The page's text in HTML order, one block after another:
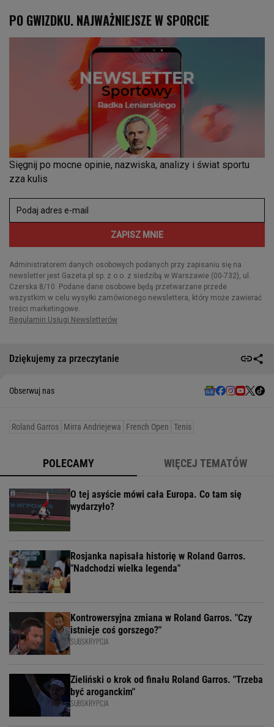
Dziękujemy za przeczytanie
Obserwuj nas
Roland Garros Mirra Andriejewa French Open Tenis
POLECAMY WIĘCEJ TEMATÓW
O tej asyście mówi cała Europa. Co tam się
wydarzyło?
Rosjanka napisała historię w Roland Garros.
"Nadchodzi wielka legenda"
Kontrowersyjna zmiana w Roland Garros. "Czy
istnieje coś gorszego?"
SUBSKRYPCJA
Zieliński o krok od finału Roland Garros. "Trzeba
być aroganckim"
SUBSKRYPCJA